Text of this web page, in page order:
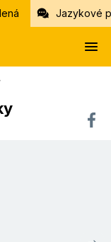
Jazykové